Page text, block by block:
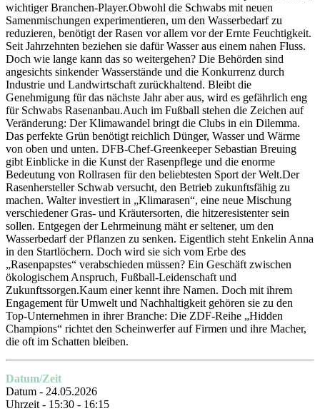
wichtiger Branchen-Player.Obwohl die Schwabs mit neuen
Samenmischungen experimentieren, um den Wasserbedarf zu
reduzieren, benötigt der Rasen vor allem vor der Ernte Feuchtigkeit.
Seit Jahrzehnten beziehen sie dafür Wasser aus einem nahen Fluss.
Doch wie lange kann das so weitergehen? Die Behörden sind
angesichts sinkender Wasserstände und die Konkurrenz durch
Industrie und Landwirtschaft zurückhaltend. Bleibt die
Genehmigung für das nächste Jahr aber aus, wird es gefährlich eng
für Schwabs Rasenanbau.Auch im Fußball stehen die Zeichen auf
Veränderung: Der Klimawandel bringt die Clubs in ein Dilemma.
Das perfekte Grün benötigt reichlich Dünger, Wasser und Wärme
von oben und unten. DFB-Chef-Greenkeeper Sebastian Breuing
gibt Einblicke in die Kunst der Rasenpflege und die enorme
Bedeutung von Rollrasen für den beliebtesten Sport der Welt.Der
Rasenhersteller Schwab versucht, den Betrieb zukunftsfähig zu
machen. Walter investiert in „Klimarasen“, eine neue Mischung
verschiedener Gras- und Kräutersorten, die hitzeresistenter sein
sollen. Entgegen der Lehrmeinung mäht er seltener, um den
Wasserbedarf der Pflanzen zu senken. Eigentlich steht Enkelin Anna
in den Startlöchern. Doch wird sie sich vom Erbe des
„Rasenpapstes“ verabschieden müssen? Ein Geschäft zwischen
ökologischem Anspruch, Fußball-Leidenschaft und
Zukunftssorgen.Kaum einer kennt ihre Namen. Doch mit ihrem
Engagement für Umwelt und Nachhaltigkeit gehören sie zu den
Top-Unternehmen in ihrer Branche: Die ZDF-Reihe „Hidden
Champions“ richtet den Scheinwerfer auf Firmen und ihre Macher,
die oft im Schatten bleiben.
Datum/Zeit
Datum - 24.05.2026
Uhrzeit - 15:30 - 16:15